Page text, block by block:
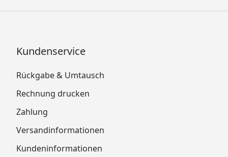
Kundenservice
Rückgabe & Umtausch
Rechnung drucken
Zahlung
Versandinformationen
Kundeninformationen